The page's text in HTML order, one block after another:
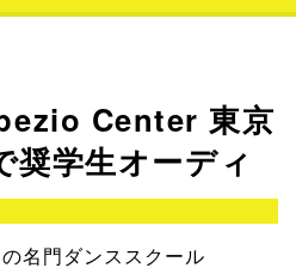
Center 東京
奨学生オーディ
名門ダンススクール